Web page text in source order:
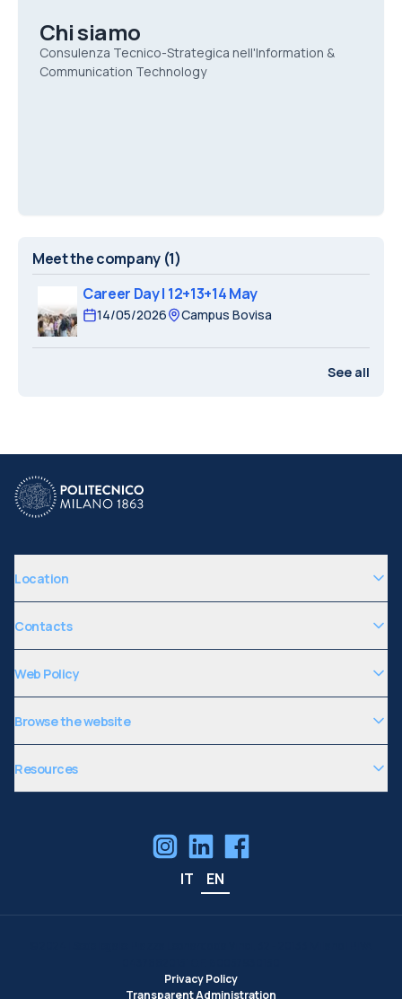
Chi siamo
Consulenza Tecnico-Strategica nell'Information &
Communication Technology
Meet the company (1)
Career Day | 12+13+14 May
14/05/2026 Campus Bovisa
See all
Location
Contacts
Web Policy
Browse the website
Resources
IT EN
Privacy Policy
Transparent Administration